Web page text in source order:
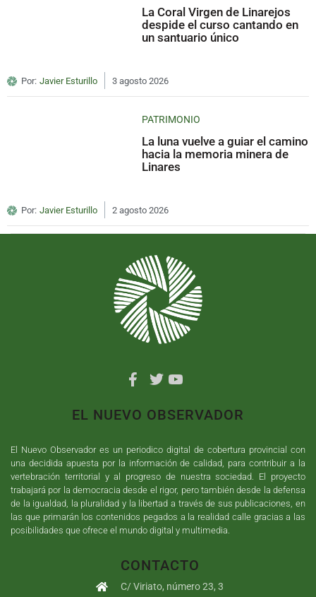
La Coral Virgen de Linarejos
despide el curso cantando en
un santuario único
Por: Javier Esturillo 3 agosto 2026
PATRIMONIO
La luna vuelve a guiar el camino
hacia la memoria minera de
Linares
Por: Javier Esturillo 2 agosto 2026
EL NUEVO OBSERVADOR
El Nuevo Observador es un periodico digital de cobertura provincial con
una decidida apuesta por la información de calidad, para contribuir a la
vertebración territorial y al progreso de nuestra sociedad. El proyecto
trabajará por la democracia desde el rigor, pero también desde la defensa
de la igualdad, la pluralidad y la libertad a través de sus publicaciones, en
las que primarán los contenidos pegados a la realidad calle gracias a las
posibilidades que ofrece el mundo digital y multimedia.
CONTACTO
C/ Viriato, número 23, 3